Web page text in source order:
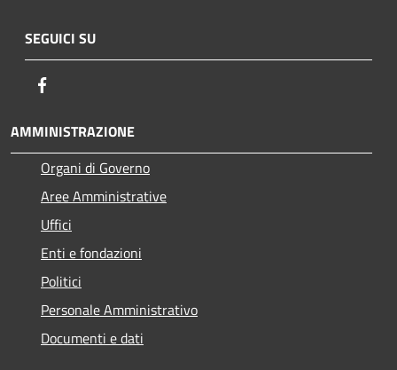
SEGUICI SU
AMMINISTRAZIONE
Organi di Governo
Aree Amministrative
Uffici
Enti e fondazioni
Politici
Personale Amministrativo
Documenti e dati